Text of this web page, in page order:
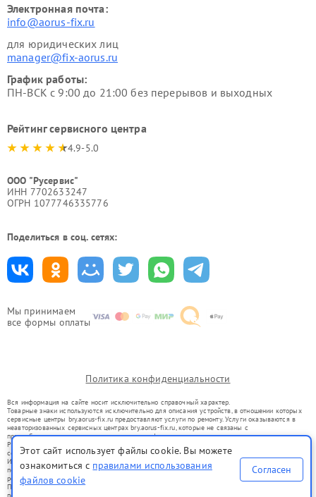
Мы принимаем
все формы оплаты
Электронная почта:
info@aorus-fix.ru
для юридических лиц
manager@fix-aorus.ru
График работы:
ПН-ВСК с 9:00 до 21:00 без перерывов и выходных
Рейтинг сервисного центра
4.9-5.0
ООО "Русервис"
ИНН 7702633247
ОГРН 1077746335776
Поделиться в соц. сетях:
Политика конфиденциальности
Вся информация на сайте носит исключительно справочный характер.
Товарные знаки используются исключительно для описания устройств, в отношении которых
сервисные центры bry.aorus-fix.ru предоставляют услуги по ремонту. Услуги оказываются в
неавторизованных сервисных центрах bry.aorus-fix.ru, которые не связаны с
правообладателями товарных знаков или их официальными представителями.
Ремонт осуществляется для устройств, уже введенных в гражданский оборот в соответствии
со статьей 1487 ГК РФ.
Использование товарных знаков не преследует цели индивидуализации услуг или введения
потребителей в заблуждение, а служит для информирования о предоставляемых услугах по
ремонту техники указанных брендов.
Представленная на сайте информация не является публичной офертой, определяемой
Этот сайт использует файлы cookie. Вы можете
ознакомиться с правилами использования
файлов cookie
Согласен